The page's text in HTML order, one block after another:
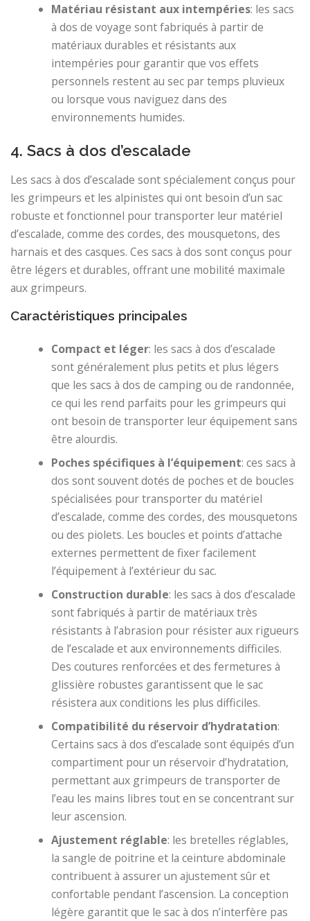
Matériau résistant aux intempéries: les sacs
à dos de voyage sont fabriqués à partir de
matériaux durables et résistants aux
intempéries pour garantir que vos effets
personnels restent au sec par temps pluvieux
ou lorsque vous naviguez dans des
environnements humides.
4. Sacs à dos d’escalade
Les sacs à dos d’escalade sont spécialement conçus pour
les grimpeurs et les alpinistes qui ont besoin d’un sac
robuste et fonctionnel pour transporter leur matériel
d’escalade, comme des cordes, des mousquetons, des
harnais et des casques. Ces sacs à dos sont conçus pour
être légers et durables, offrant une mobilité maximale
aux grimpeurs.
Caractéristiques principales
Compact et léger: les sacs à dos d’escalade
sont généralement plus petits et plus légers
que les sacs à dos de camping ou de randonnée,
ce qui les rend parfaits pour les grimpeurs qui
ont besoin de transporter leur équipement sans
être alourdis.
Poches spécifiques à l’équipement: ces sacs à
dos sont souvent dotés de poches et de boucles
spécialisées pour transporter du matériel
d’escalade, comme des cordes, des mousquetons
ou des piolets. Les boucles et points d’attache
externes permettent de fixer facilement
l’équipement à l’extérieur du sac.
Construction durable: les sacs à dos d’escalade
sont fabriqués à partir de matériaux très
résistants à l’abrasion pour résister aux rigueurs
de l’escalade et aux environnements difficiles.
Des coutures renforcées et des fermetures à
glissière robustes garantissent que le sac
résistera aux conditions les plus difficiles.
Compatibilité du réservoir d’hydratation:
Certains sacs à dos d’escalade sont équipés d’un
compartiment pour un réservoir d’hydratation,
permettant aux grimpeurs de transporter de
l’eau les mains libres tout en se concentrant sur
leur ascension.
Ajustement réglable: les bretelles réglables,
la sangle de poitrine et la ceinture abdominale
contribuent à assurer un ajustement sûr et
confortable pendant l’ascension. La conception
légère garantit que le sac à dos n’interfère pas